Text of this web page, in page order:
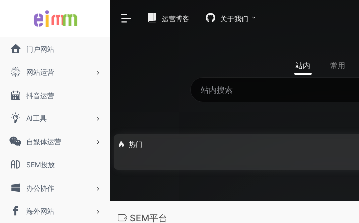
门户网站
网站运营
抖音运营
AI工具
自媒体运营
SEM投放
办公协作
海外网站
运营博客 关于我们
站内 常用
热门
SEM平台